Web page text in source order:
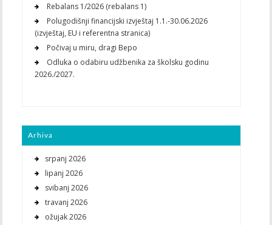
Rebalans 1/2026 (rebalans 1)
Polugodišnji financijski izvještaj 1.1.-30.06.2026
(izvještaj, EU i referentna stranica)
Počivaj u miru, dragi Bepo
Odluka o odabiru udžbenika za školsku godinu
2026./2027.
Arhiva
srpanj 2026
lipanj 2026
svibanj 2026
travanj 2026
ožujak 2026